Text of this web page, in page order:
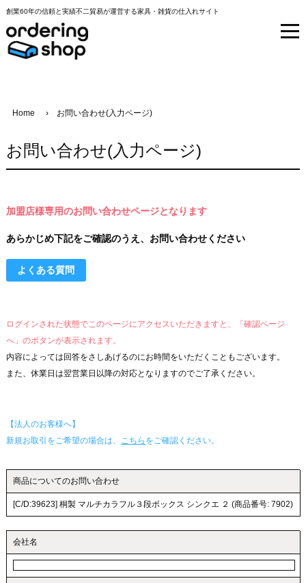
創業60年の信頼と実績不二貿易が運営する家具・雑貨の仕入れサイト
Home お問い合わせ(入力ページ)
お問い合わせ(入力ページ)
加盟店様専用のお問い合わせページとなります
あらかじめ下記をご確認のうえ、お問い合わせください
よくある質問
ログインされた状態でこのページにアクセスいただきますと、「確認ページ
へ」のボタンが表示されます。
内容によっては回答をさしあげるのにお時間をいただくこともございます。
また、休業日は翌営業日以降の対応となりますのでご了承ください。
【法人のお客様へ】
新規お取引をご希望の場合は、
こちら をご確認ください。
商品についてのお問い合わせ
[C/D:39623] 桐製 マルチカラフル３段ボックス シンクエ ２ (商品番号: 7902)
会社名